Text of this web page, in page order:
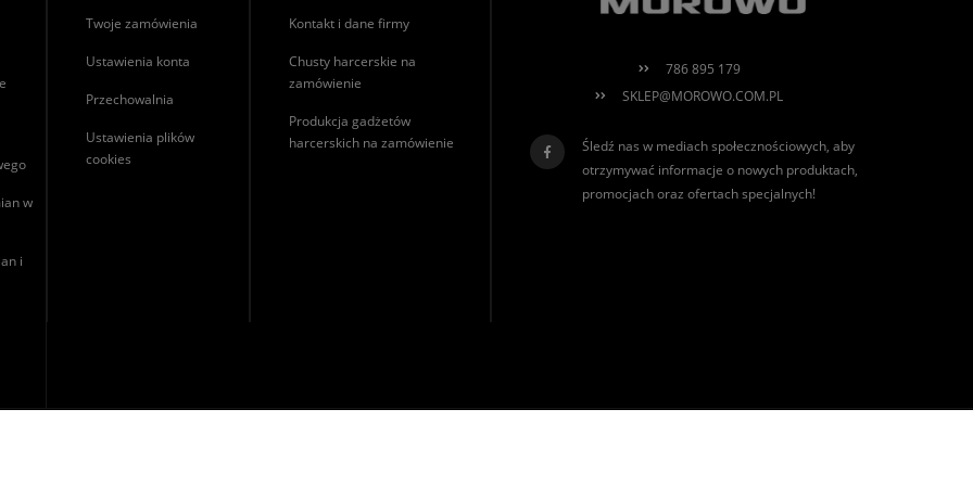
w
i
Twoje zamówienia
Ustawienia konta
Przechowalnia
Ustawienia plików
cookies
Kontakt i dane firmy
Chusty harcerskie na
zamówienie
Produkcja gadżetów
harcerskich na zamówienie
786 895 179
SKLEP@MOROWO.COM.PL
Śledź nas w mediach społecznościowych, aby
otrzymywać informacje o nowych produktach,
promocjach oraz ofertach specjalnych!